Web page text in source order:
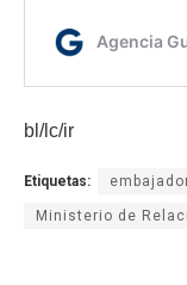
bl/lc/ir
Etiquetas:
Ministerio de